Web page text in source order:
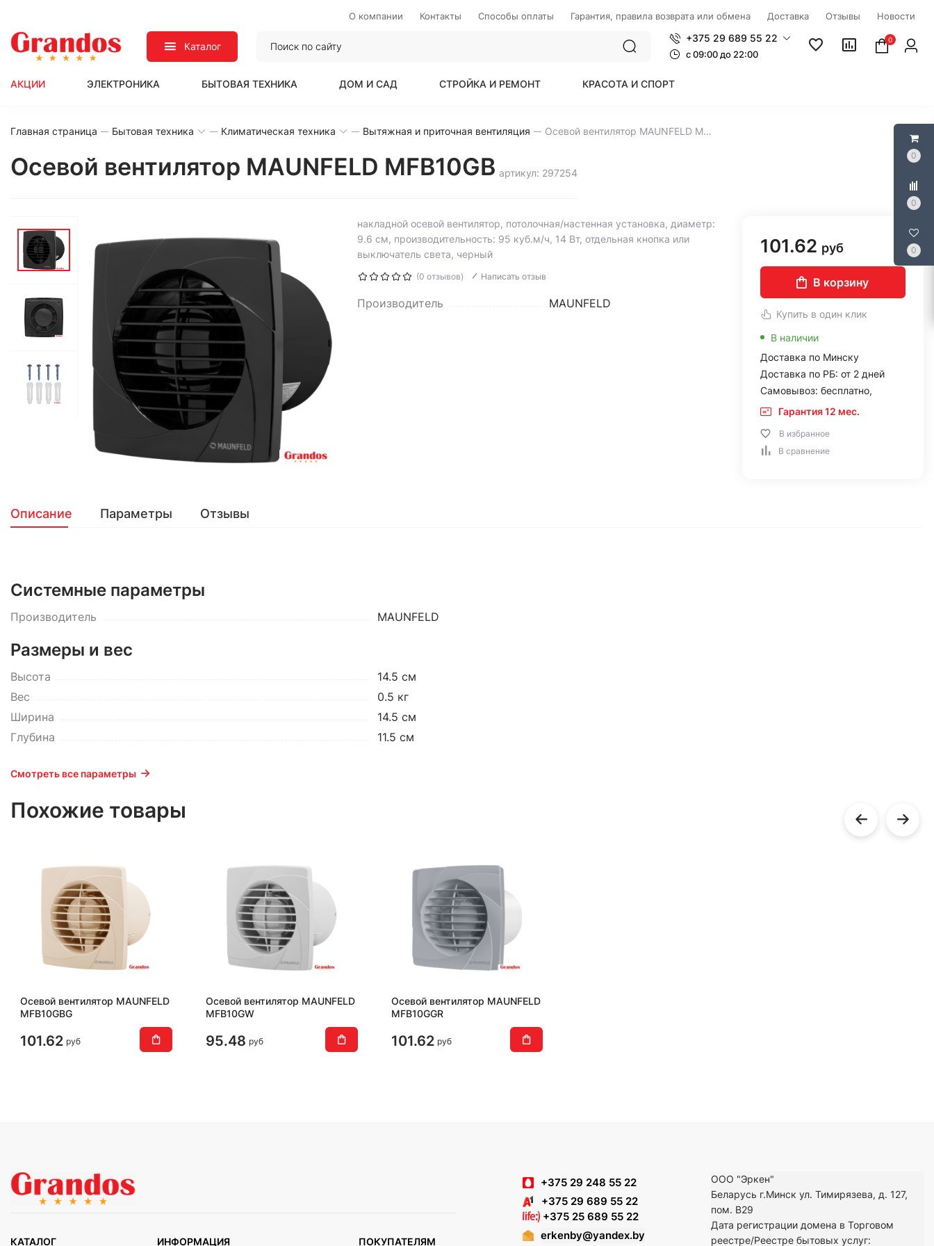
0
0
0
О компании Контакты Способы оплаты Гарантия, правила возврата или обмена Доставка Отзывы Новости
Каталог
+375 29 689 55 22
c 09:00 до 22:00
0
АКЦИИ ЭЛЕКТРОНИКА БЫТОВАЯ ТЕХНИКА ДОМ И САД СТРОЙКА И РЕМОНТ КРАСОТА И СПОРТ
Главная страница Бытовая техника Климатическая техника Вытяжная и приточная вентиляция Осевой вентилятор MAUNFELD MFB10GB
Осевой вентилятор MAUNFELD MFB10GB артикул: 297254
накладной осевой вентилятор, потолочная/настенная установка, диаметр:
9.6 см, производительность: 95 куб.м/ч, 14 Вт, отдельная кнопка или
выключатель света, черный
(0 отзывов) Написать отзыв
Производитель MAUNFELD
101.62 руб
В корзину
Купить в один клик
В наличии
Доставка по Минску
Доставка по РБ: от 2 дней
Самовывоз: бесплатно,
Гарантия 12 мес.
В избранное
В сравнение
Описание Параметры Отзывы
Системные параметры
Производитель MAUNFELD
Размеры и вес
Высота
14.5 см
Вес
0.5 кг
Ширина
14.5 см
Глубина
11.5 см
Смотреть все параметры
Похожие товары
Осевой вентилятор MAUNFELD
MFB10GBG
101.62 руб
Осевой вентилятор MAUNFELD
MFB10GW
95.48 руб
Осевой вентилятор MAUNFELD
MFB10GGR
101.62 руб
КАТАЛОГ ИНФОРМАЦИЯ ПОКУПАТЕЛЯМ
+375 29 248 55 22
+375 29 689 55 22
+375 25 689 55 22
erkenby@yandex.by
ООО "Эркен"
Беларусь г.Минск ул. Тимирязева, д. 127,
пом. В29
Дата регистрации домена в Торговом
реестре/Реестре бытовых услуг: